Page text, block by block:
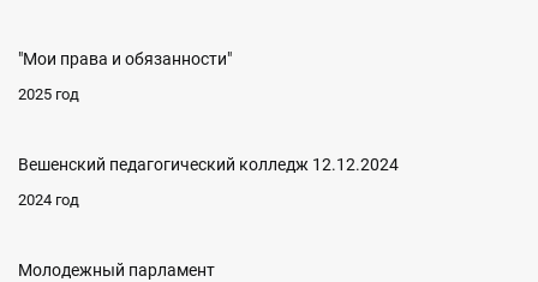
"Мои права и обязанности"
2025 год
Вешенский педагогический колледж 12.12.2024
2024 год
Молодежный парламент